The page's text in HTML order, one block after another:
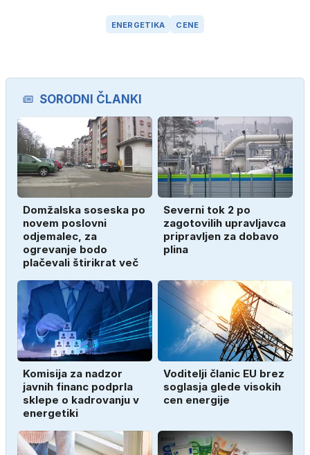
ENERGETIKA CENE
SORODNI ČLANKI
Domžalska soseska po
novem poslovni
odjemalec, za
ogrevanje bodo
plačevali štirikrat več
Severni tok 2 po
zagotovilih upravljavca
pripravljen za dobavo
plina
Komisija za nadzor
javnih financ podprla
sklepe o kadrovanju v
energetiki
Voditelji članic EU brez
soglasja glede visokih
cen energije